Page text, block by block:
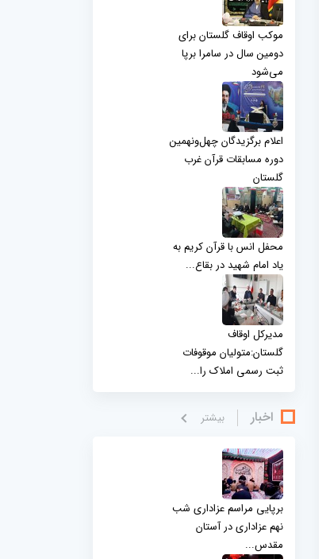
موکب اوقاف گلستان برای
دومین سال در سامرا برپا
می‌شود
اعلام برگزیدگان چهل‌ونهمین
دوره مسابقات قرآن غرب
گلستان
محفل انس با قرآن کریم به
یاد امام شهید در بقاع...
مدیرکل اوقاف
گلستان:متولیان موقوفات
ثبت رسمی املاک را...
اخبار بيشتر
برپایی مراسم عزاداری شب
نهم عزاداری در آستان
مقدس...